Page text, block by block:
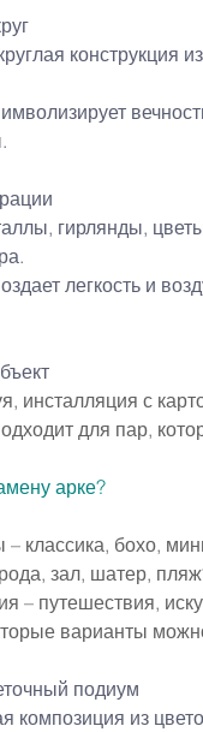
конструкция
гирлянды,
легкость и
инсталляция с
для пар,
арке?
классика, бохо,
зал, шатер,
– путешествия,
варианты
подиум
композиция из